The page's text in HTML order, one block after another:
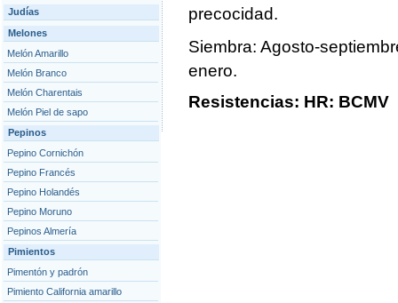
Judías
Melones
Melón Amarillo
Melón Branco
Melón Charentais
Melón Piel de sapo
Pepinos
Pepino Cornichón
Pepino Francés
Pepino Holandés
Pepino Moruno
Pepinos Almería
Pimientos
Pimentón y padrón
Pimiento California amarillo
precocidad.
Siembra: Agosto-
enero.
Resistencias: HR: BCMV